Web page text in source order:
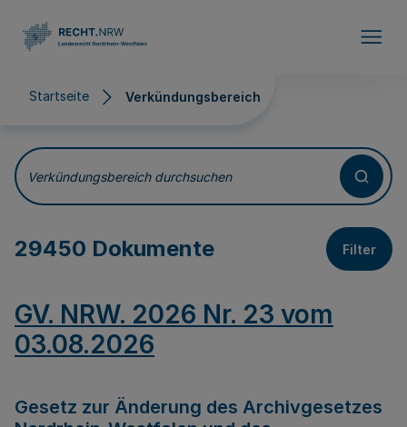
Startseite Verkündungsbereich
Verkündungsbereich
Verkündungsbereich durchsuchen
29450 Dokumente Filter
GV. NRW. 2026 Nr. 23 vom
03.08.2026
Gesetz zur Änderung des Archivgesetzes